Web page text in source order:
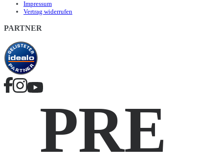
Impressum
Vertrag widerrufen
PARTNER